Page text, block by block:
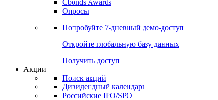
Cbonds Awards
Опросы
Попробуйте 7-дневный демо-доступ
Откройте глобальную базу данных
Получить доступ
Акции
Поиск акций
Дивидендный календарь
Российские IPO/SPO